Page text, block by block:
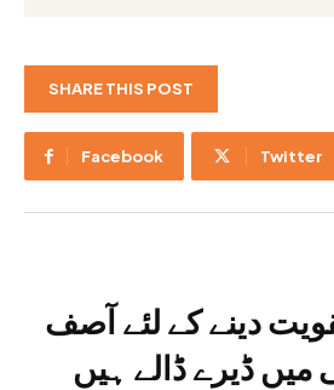
SHARE THIS POST
Facebook Twitter
دینے کے لئے آصف
میں ڈیرے ڈالے ہیں